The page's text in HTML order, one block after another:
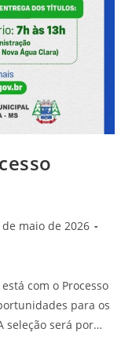
de maio de 2026
com o Processo
para os
seleção será por…